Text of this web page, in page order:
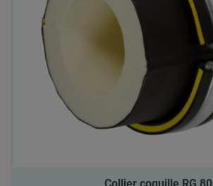
Collier coquille RG 80